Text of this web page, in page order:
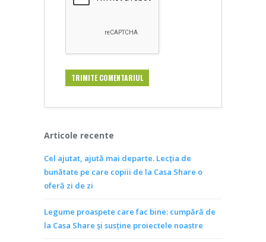
Articole recente
Cel ajutat, ajută mai departe. Lecția de
bunătate pe care copiii de la Casa Share o
oferă zi de zi
Legume proaspete care fac bine: cumpără de
la Casa Share și susține proiectele noastre